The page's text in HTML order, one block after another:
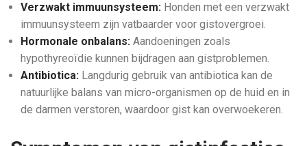
Verzwakt immuunsysteem: Honden met een verzwakt
immuunsysteem zijn vatbaarder voor gistovergroei.
Hormonale onbalans: Aandoeningen zoals
hypothyreoïdie kunnen bijdragen aan gistproblemen.
Antibiotica: Langdurig gebruik van antibiotica kan de
natuurlijke balans van micro-organismen op de huid en in
de darmen verstoren, waardoor gist kan overwoekeren.